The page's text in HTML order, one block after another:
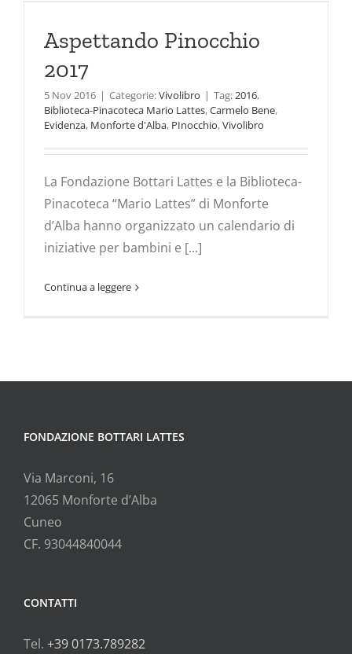
Aspettando Pinocchio
2017
5 Nov 2016 | Categorie:Vivolibro | Tag:2016,
Biblioteca-Pinacoteca Mario Lattes,Carmelo Bene,
Evidenza, Monforte d'Alba, PInocchio,Vivolibro
La Fondazione Bottari Lattes e la Biblioteca-
Pinacoteca “Mario Lattes” di Monforte
d’Alba hanno organizzato un calendario di
iniziative per bambini e [...]
Continua a leggere
FONDAZIONE BOTTARI LATTES
Via Marconi, 16
12065 Monforte d’Alba
Cuneo
CF. 93044840044
CONTATTI
Tel. +39 0173.789282